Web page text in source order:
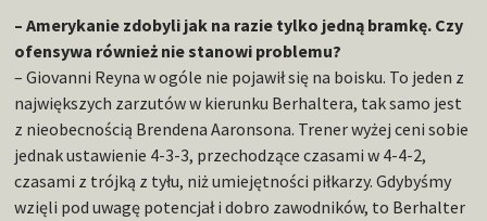
– Amerykanie zdobyli jak na razie tylko jedną bramkę. Czy
ofensywa również nie stanowi problemu?
– Giovanni Reyna w ogóle nie pojawił się na boisku. To jeden z
największych zarzutów w kierunku Berhaltera, tak samo jest
z nieobecnością Brendena Aaronsona. Trener wyżej ceni sobie
jednak ustawienie 4-3-3, przechodzące czasami w 4-4-2,
czasami z trójką z tyłu, niż umiejętności piłkarzy. Gdybyśmy
wzięli pod uwagę potencjał i dobro zawodników, to Berhalter